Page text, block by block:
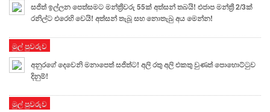
සජිත් ඉල්ලන පෙත්සමට මන්ත්‍රීවරු 55ක් අත්සන් තබයි! එජාප මන්ත්‍රී 2/3ක්
රනිල්ට එරෙහි වෙයි! අත්සන් තැබූ සහ නොතැබු අය මෙන්න!
මුල් පුවරුව
අනුරගේ දෙවෙනි මනාපෙත් සජිත්ට! අලි රතු අලි එකතු වුණත් පොහොට්ටුව
දිනුම්!
මුල් පුවරුව